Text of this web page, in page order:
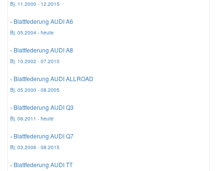
Bj. 11.2000 - 12.2015
› Blattfederung AUDI A6
Bj. 05.2004 - heute
› Blattfederung AUDI A8
Bj. 10.2002 - 07.2010
› Blattfederung AUDI ALLROAD
Bj. 05.2000 - 08.2005
› Blattfederung AUDI Q3
Bj. 06.2011 - heute
› Blattfederung AUDI Q7
Bj. 03.2006 - 08.2015
› Blattfederung AUDI TT
Mercedes Ersatzteile
Mini Ersatzteile
Mitsubishi Ersatzteile